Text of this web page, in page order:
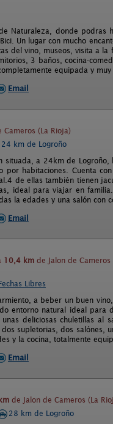
donde podras
Un lugar con mucho
del vino, museos, visita a la
3 baños, cocina-
equipada y muy
Email
Cameros (La Rioja)
24 km de Logroño
situada, a 24km de
habitaciones. Cuenta
de ellas también tienen
ideal para viajar en
la edades y una salón con
Email
10,4 km de Jalon de Cameros
Libres
a beber un buen
entorno natural ideal para
deliciosas chuletillas al
supletorias, dos salónes,
y la cocina, totalmente
Email
de Jalon de Cameros (La
28 km de Logroño